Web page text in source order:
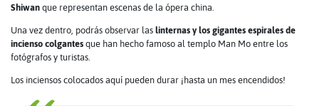
Shiwan que representan escenas de la ópera china.
Una vez dentro, podrás observar las linternas y los gigantes espirales de
incienso colgantes que han hecho famoso al templo Man Mo entre los
fotógrafos y turistas.
Los inciensos colocados aquí pueden durar ¡hasta un mes encendidos!